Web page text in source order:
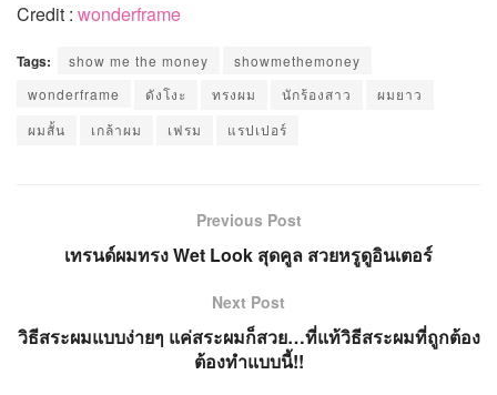
Credit : wonderframe
Tags: show me the money
showmethemoney
wonderframe
ดังโงะ ทรงผม นักร้องสาว
ผมยาว
ผมสั้น
เกล้าผม เฟรม แรปเปอร์
Previous Post
เทรนด์ผมทรง Wet Look สุดคูล สวยหรูดูอินเตอร์
Next Post
วิธีสระผมแบบง่ายๆ แค่สระผมก็สวย…ที่แท้วิธีสระผมที่ถูกต้อง
ต้องทำแบบนี้!!